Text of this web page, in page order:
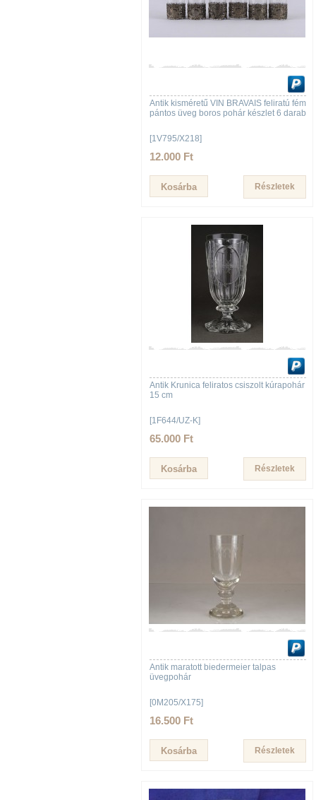
Antik kisméretű VIN BRAVAIS feliratú fém
pántos üveg boros pohár készlet 6 darab
[1V795/X218]
12.000 Ft
Részletek
Antik Krunica feliratos csiszolt kúrapohár
15 cm
[1F644/UZ-K]
65.000 Ft
Részletek
Antik maratott biedermeier talpas
üvegpohár
[0M205/X175]
16.500 Ft
Részletek